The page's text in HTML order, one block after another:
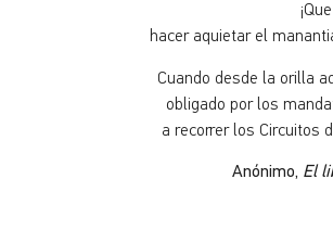
hacer aquietar el
Cuando desde la orilla
obligado por los
a recorrer los Circuitos
Anónimo, El